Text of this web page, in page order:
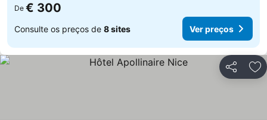
De € 300
Consulte os preços de 8 sites Ver preços
Partilhar